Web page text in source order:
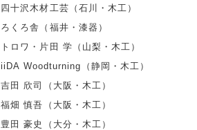
四十沢木材工芸（石川・木工）
ろくろ舎（福井・漆器）
トロワ・片田 学（山梨・木工）
iiDA Woodturning（静岡・木工）
吉田 欣司（大阪・木工）
福畑 慎吾（大阪・木工）
豊田 豪史（大分・木工）